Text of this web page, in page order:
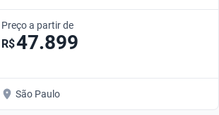
POWERSHIFT • Automático
Preço a partir de
R$47.899
São Paulo